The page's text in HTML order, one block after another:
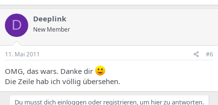
D Deeplink
New Member
11. Mai 2011 #6
OMG, das wars. Danke dir
Die Zeile hab ich völlig übersehen.
Du musst dich einloggen oder registrieren, um hier zu antworten.